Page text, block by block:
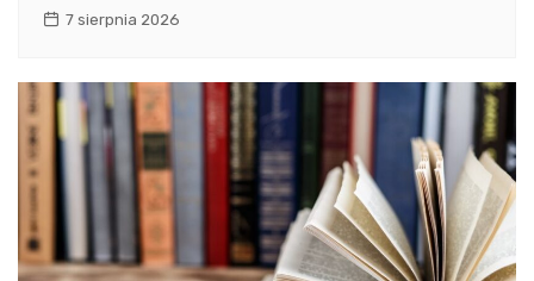
7 sierpnia 2026